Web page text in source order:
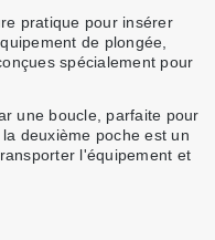
pratique pour insérer
de plongée,
spécialement pour
une boucle, parfaite pour
deuxième poche est un
l'équipement et